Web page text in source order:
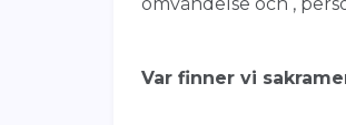
omvändelse och ,
Var finner vi